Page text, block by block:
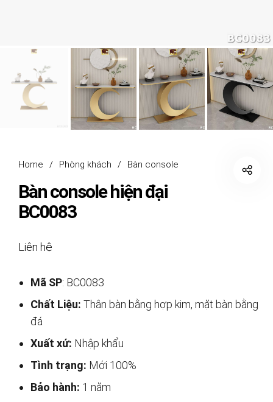
Home / Phòng khách / Bàn console
Bàn console hiện đại
BC0083
Liên hệ
Mã SP: BC0083
Chất Liệu: Thân bàn bằng hợp kim, mặt bàn bằng
đá
Xuất xứ: Nhập khẩu
Tình trạng: Mới 100%
Bảo hành: 1 năm